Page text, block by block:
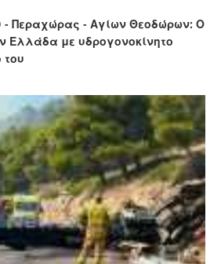
- Περαχώρας - Αγίων Θεοδώρων: Ο
Ελλάδα με υδρογονοκίνητο